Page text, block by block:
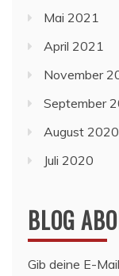
Mai 2021
April 2021
November
September
August 2020
Juli 2020
BLOG
Gib deine E-